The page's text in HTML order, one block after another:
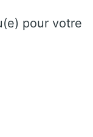
pour votre